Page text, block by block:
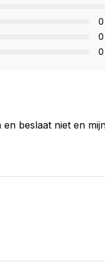
beslaat niet en